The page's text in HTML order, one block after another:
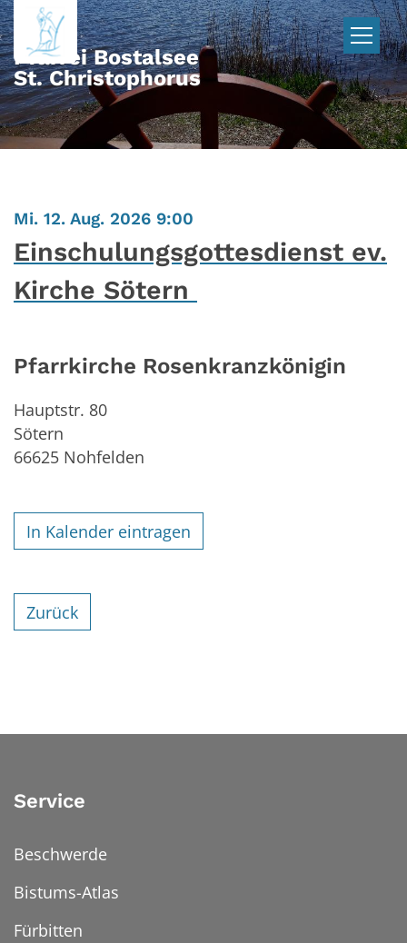
Zum Inhalt springen
Pfarrei Bostalsee
St. Christophorus
Mi. 12. Aug. 2026 9:00
Einschulungsgottesdienst ev.
Kirche Sötern
Pfarrkirche Rosenkranzkönigin
Hauptstr. 80
Sötern
66625 Nohfelden
In Kalender eintragen
Zurück
Service
Beschwerde
Bistums-Atlas
Fürbitten